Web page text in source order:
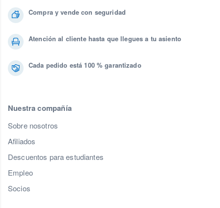
Compra y vende con seguridad
Atención al cliente hasta que llegues a tu asiento
Cada pedido está 100 % garantizado
Nuestra compañía
Sobre nosotros
Afiliados
Descuentos para estudiantes
Empleo
Socios